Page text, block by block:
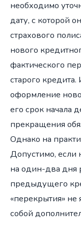
необходимо
дату, с которой
страхового
нового
фактического
старого
оформление
его срок начала
прекращения
Однако на
Допустимо, если
на один-два дня
предыдущего
«перекрытия» не
собой